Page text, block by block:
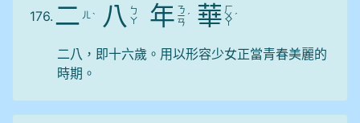
176. 二 ㄦ ˋ 八
ㄅ
ㄚ
年 ㄋ
ㄧ
ㄢ
ˊ 華 ㄏ
ㄨ
ㄚ
ˊ
二八，即十六歲。用以形容少女正當青春美麗的
時期。